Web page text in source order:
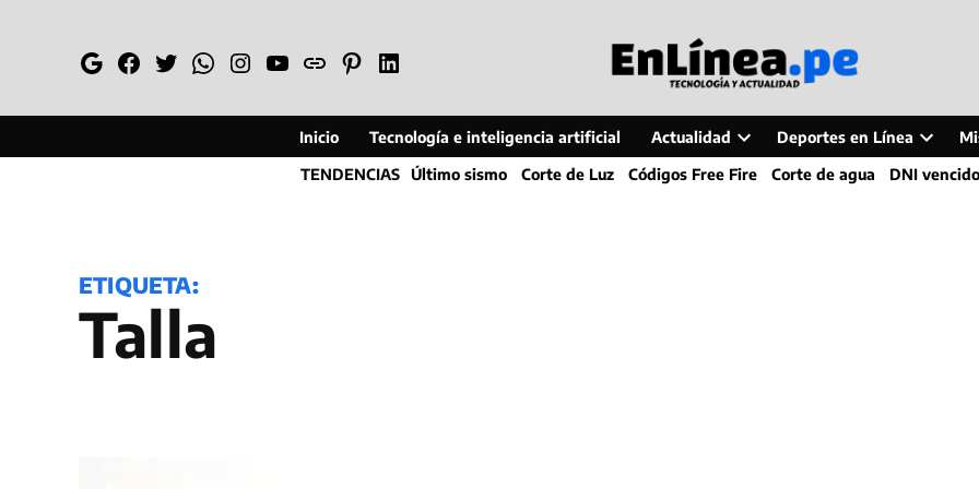
GoogleFacebook
TwitterWhatsapp
Instagram
YouTube
WebPinterestLinkedin
Inicio Tecnología e inteligencia artificial Actualidad
Open
dropdown
Deportes en Línea
Open
dropdown
TENDENCIAS Último sismo Corte de Luz Códigos Free Fire Corte de agua DNI vencido
ETIQUETA:
Talla